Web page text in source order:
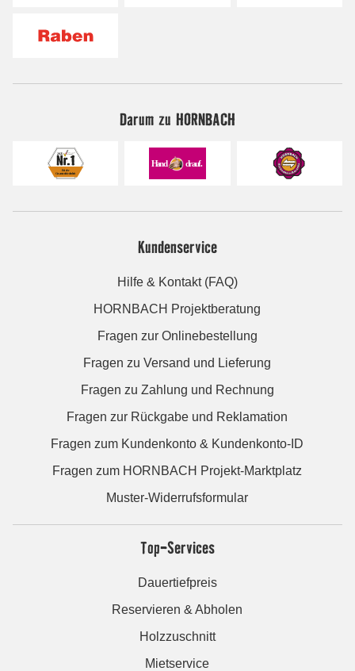
Darum zu HORNBACH
Kundenservice
Hilfe & Kontakt (FAQ)
HORNBACH Projektberatung
Fragen zur Onlinebestellung
Fragen zu Versand und Lieferung
Fragen zu Zahlung und Rechnung
Fragen zur Rückgabe und Reklamation
Fragen zum Kundenkonto & Kundenkonto-ID
Fragen zum HORNBACH Projekt-Marktplatz
Muster-Widerrufsformular
Top-Services
Dauertiefpreis
Reservieren & Abholen
Holzzuschnitt
Mietservice